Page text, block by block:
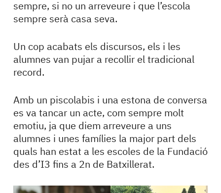
sempre, si no un arreveure i que l’escola
sempre serà casa seva.
Un cop acabats els discursos, els i les
alumnes van pujar a recollir el tradicional
record.
Amb un piscolabis i una estona de conversa
es va tancar un acte, com sempre molt
emotiu, ja que diem arreveure a uns
alumnes i unes famílies la major part dels
quals han estat a les escoles de la Fundació
des d’I3 fins a 2n de Batxillerat.